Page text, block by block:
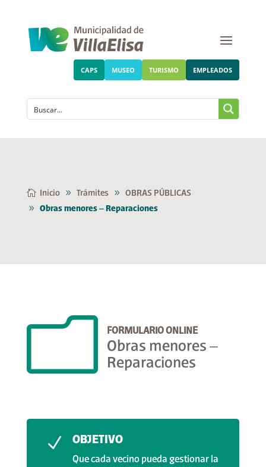
CAPS MUSEO TURISMO EMPLEADOS
Inicio Trámites
OBRAS PÚBLICAS
Obras menores – Reparaciones
m FORMULARIO ONLINE
Obras menores –
Reparaciones
N OBJETIVO
Que cada vecino pueda gestionar la